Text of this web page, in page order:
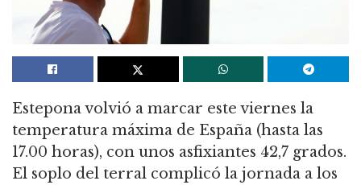
Estepona volvió a marcar este viernes la
temperatura máxima de España (hasta las
17.00 horas), con unos asfixiantes 42,7 grados.
El soplo del terral complicó la jornada a los